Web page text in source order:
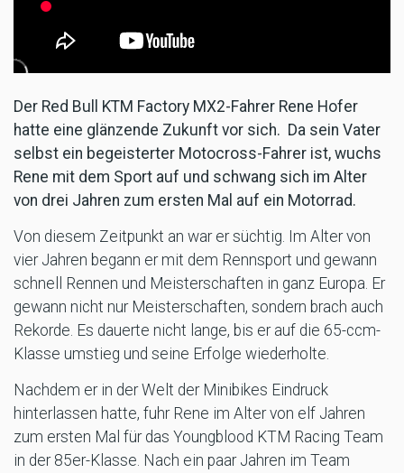
Der Red Bull KTM Factory MX2-Fahrer Rene Hofer
hatte eine glänzende Zukunft vor sich. Da sein Vater
selbst ein begeisterter Motocross-Fahrer ist, wuchs
Rene mit dem Sport auf und schwang sich im Alter
von drei Jahren zum ersten Mal auf ein Motorrad.
Von diesem Zeitpunkt an war er süchtig. Im Alter von
vier Jahren begann er mit dem Rennsport und gewann
schnell Rennen und Meisterschaften in ganz Europa. Er
gewann nicht nur Meisterschaften, sondern brach auch
Rekorde. Es dauerte nicht lange, bis er auf die 65-ccm-
Klasse umstieg und seine Erfolge wiederholte.
Nachdem er in der Welt der Minibikes Eindruck
hinterlassen hatte, fuhr Rene im Alter von elf Jahren
zum ersten Mal für das Youngblood KTM Racing Team
in der 85er-Klasse. Nach ein paar Jahren im Team